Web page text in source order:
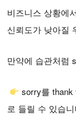
비즈니스 상황에
신뢰도가 낮아질
만약에 습관처럼
sorry를 thank
로 들릴 수 있습